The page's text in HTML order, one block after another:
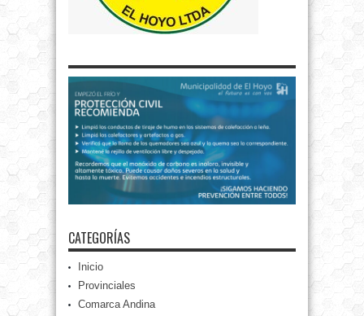
CATEGORÍAS
Inicio
Provinciales
Comarca Andina